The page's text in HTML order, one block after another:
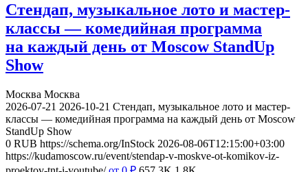
Стендап, музыкальное лото и мастер-
классы — комедийная программа
на каждый день от Moscow StandUp
Show
Москва Москва
2026-07-21 2026-10-21 Стендап, музыкальное лото и мастер-
классы — комедийная программа на каждый день от Moscow
StandUp Show
0 RUB https://schema.org/InStock 2026-08-06T12:15:00+03:00
https://kudamoscow.ru/event/stendap-v-moskve-ot-komikov-iz-